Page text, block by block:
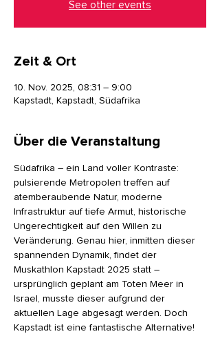
See other events
Zeit & Ort
10. Nov. 2025, 08:31 – 9:00
Kapstadt, Kapstadt, Südafrika
Über die Veranstaltung
Südafrika – ein Land voller Kontraste:
pulsierende Metropolen treffen auf
atemberaubende Natur, moderne
Infrastruktur auf tiefe Armut, historische
Ungerechtigkeit auf den Willen zu
Veränderung. Genau hier, inmitten dieser
spannenden Dynamik, findet der
Muskathlon Kapstadt 2025 statt –
ursprünglich geplant am Toten Meer in
Israel, musste dieser aufgrund der
aktuellen Lage abgesagt werden. Doch
Kapstadt ist eine fantastische Alternative!